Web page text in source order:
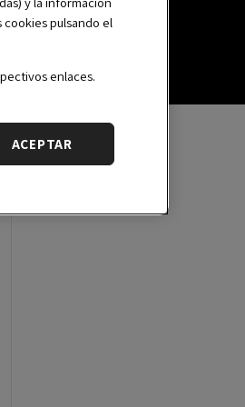
Español
pulsando el
enlaces.
ACEPTAR